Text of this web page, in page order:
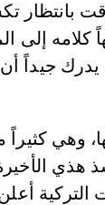
بانتظار
إلى
يدرك جيداً
وهي
هذي